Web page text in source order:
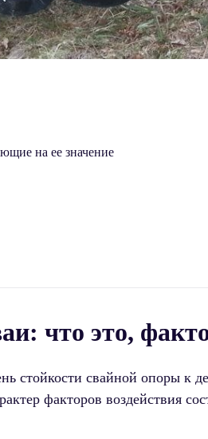
на ее значение
что это,
стойкости свайной опоры к
факторов воздействия